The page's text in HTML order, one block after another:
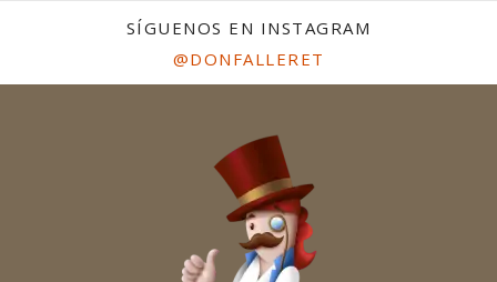
SÍGUENOS EN INSTAGRAM
@DONFALLERET